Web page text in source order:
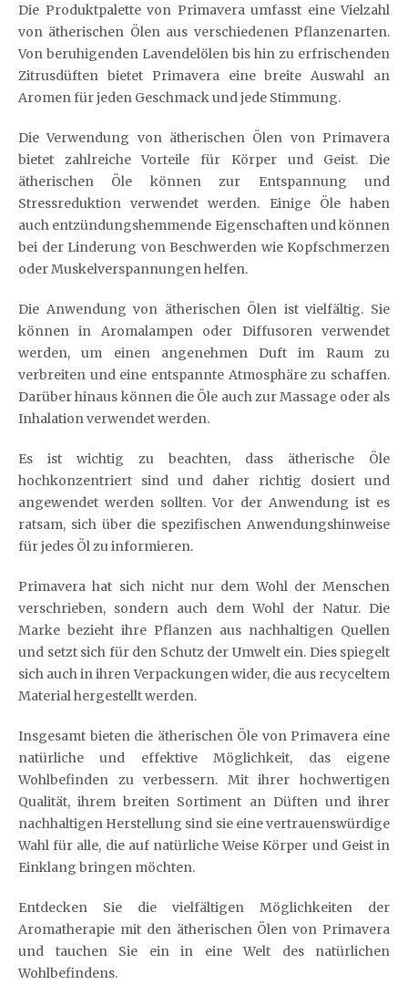
Die Produktpalette von Primavera umfasst eine Vielzahl
von ätherischen Ölen aus verschiedenen Pflanzenarten.
Von beruhigenden Lavendelölen bis hin zu erfrischenden
Zitrusdüften bietet Primavera eine breite Auswahl an
Aromen für jeden Geschmack und jede Stimmung.
Die Verwendung von ätherischen Ölen von Primavera
bietet zahlreiche Vorteile für Körper und Geist. Die
ätherischen Öle können zur Entspannung und
Stressreduktion verwendet werden. Einige Öle haben
auch entzündungshemmende Eigenschaften und können
bei der Linderung von Beschwerden wie Kopfschmerzen
oder Muskelverspannungen helfen.
Die Anwendung von ätherischen Ölen ist vielfältig. Sie
können in Aromalampen oder Diffusoren verwendet
werden, um einen angenehmen Duft im Raum zu
verbreiten und eine entspannte Atmosphäre zu schaffen.
Darüber hinaus können die Öle auch zur Massage oder als
Inhalation verwendet werden.
Es ist wichtig zu beachten, dass ätherische Öle
hochkonzentriert sind und daher richtig dosiert und
angewendet werden sollten. Vor der Anwendung ist es
ratsam, sich über die spezifischen Anwendungshinweise
für jedes Öl zu informieren.
Primavera hat sich nicht nur dem Wohl der Menschen
verschrieben, sondern auch dem Wohl der Natur. Die
Marke bezieht ihre Pflanzen aus nachhaltigen Quellen
und setzt sich für den Schutz der Umwelt ein. Dies spiegelt
sich auch in ihren Verpackungen wider, die aus recyceltem
Material hergestellt werden.
Insgesamt bieten die ätherischen Öle von Primavera eine
natürliche und effektive Möglichkeit, das eigene
Wohlbefinden zu verbessern. Mit ihrer hochwertigen
Qualität, ihrem breiten Sortiment an Düften und ihrer
nachhaltigen Herstellung sind sie eine vertrauenswürdige
Wahl für alle, die auf natürliche Weise Körper und Geist in
Einklang bringen möchten.
Entdecken Sie die vielfältigen Möglichkeiten der
Aromatherapie mit den ätherischen Ölen von Primavera
und tauchen Sie ein in eine Welt des natürlichen
Wohlbefindens.